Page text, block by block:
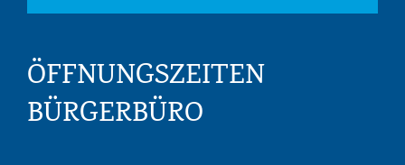
ÖFFNUNGSZEITEN
BÜRGERBÜRO